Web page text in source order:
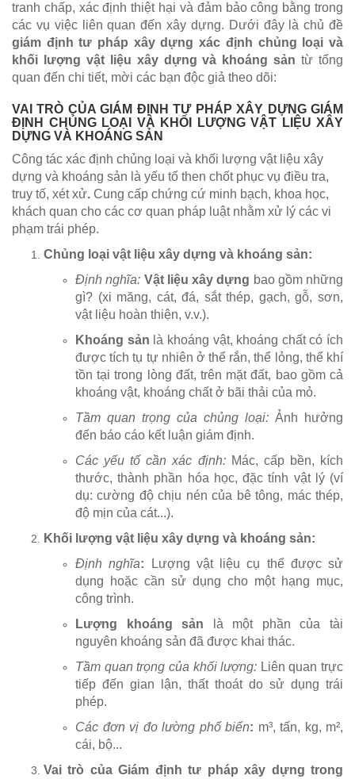
tranh chấp, xác định thiệt hại và đảm bảo công bằng trong
các vụ việc liên quan đến xây dựng. Dưới đây là chủ đề
giám định tư pháp xây dựng xác định chủng loại và
khối lượng vật liệu xây dựng và khoáng sản từ tổng
quan đến chi tiết, mời các bạn độc giả theo dõi:
VAI TRÒ CỦA GIÁM ĐỊNH TƯ PHÁP XÂY DỰNG GIÁM
ĐỊNH CHỦNG LOẠI VÀ KHỐI LƯỢNG VẬT LIỆU XÂY
DỰNG VÀ KHOÁNG SẢN
Công tác xác định chủng loại và khối lượng vật liệu xây
dựng và khoáng sản là yếu tố then chốt phục vụ điều tra,
truy tố, xét xử. Cung cấp chứng cứ minh bạch, khoa học,
khách quan cho các cơ quan pháp luật nhằm xử lý các vi
phạm trái phép.
Chủng loại vật liệu xây dựng và khoáng sản:
Định nghĩa: Vật liệu xây dựng bao gồm những
gì? (xi măng, cát, đá, sắt thép, gạch, gỗ, sơn,
vật liệu hoàn thiện, v.v.).
Khoáng sản là khoáng vật, khoáng chất có ích
được tích tụ tự nhiên ở thể rắn, thể lỏng, thể khí
tồn tại trong lòng đất, trên mặt đất, bao gồm cả
khoáng vật, khoáng chất ở bãi thải của mỏ.
Tầm quan trọng của chủng loại: Ảnh hưởng
đến báo cáo kết luận giám định.
Các yếu tố cần xác định:Mác, cấp bền, kích
thước, thành phần hóa học, đặc tính vật lý (ví
dụ: cường độ chịu nén của bê tông, mác thép,
độ mịn của cát...).
Khối lượng vật liệu xây dựng và khoáng sản:
Định nghĩa: Lượng vật liệu cụ thể được sử
dụng hoặc cần sử dụng cho một hạng mục,
công trình.
Lượng khoáng sản là một phần của tài
nguyên khoáng sản đã được khai thác.
Tầm quan trọng của khối lượng: Liên quan trực
tiếp đến gian lận, thất thoát do sử dụng trái
phép.
Các đơn vị đo lường phổ biến: m³, tấn, kg, m²,
cái, bộ...
Vai trò của Giám định tư pháp xây dựng trong